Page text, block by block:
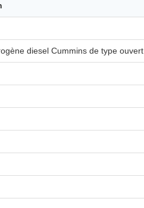
diesel Cummins de type ouvert